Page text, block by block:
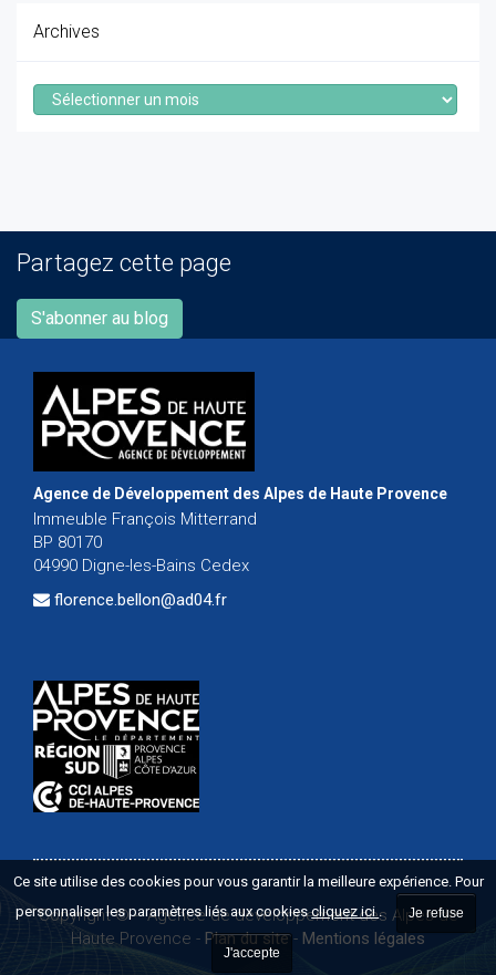
Archives
Archives
Partagez cette page
S'abonner au blog
Agence de Développement des Alpes de Haute Provence
Immeuble François Mitterrand
BP 80170
04990 Digne-les-Bains Cedex
florence.bellon@ad04.fr
Copyright ©-Agence de développement des Alpes de
Haute Provence - Plan du site- Mentions légales
Ce site utilise des cookies pour vous garantir la meilleure expérience. Pour
personnaliser les paramètres liés aux cookiescliquez ici. Je refuse
J'accepte